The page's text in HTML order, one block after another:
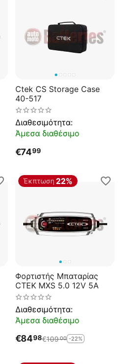
Ctek CS Storage Case
40-517
Διαθεσιμότητα:
Άμεσα διαθέσιμο
€7499
Έκπτωση 22%
Φορτιστής Μπαταρίας
CTEK MXS 5.0 12V 5A
Διαθεσιμότητα:
Άμεσα διαθέσιμο
€8498€10900 -22%